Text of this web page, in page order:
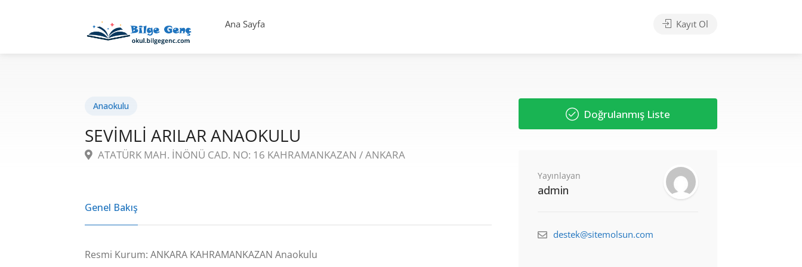
Ana Sayfa Kayıt Ol
Anaokulu
SEVİMLİ ARILAR ANAOKULU
ATATÜRK MAH. İNÖNÜ CAD. NO: 16 KAHRAMANKAZAN / ANKARA
Genel Bakış
Resmi Kurum: ANKARA KAHRAMANKAZAN Anaokulu
Doğrulanmış Liste
Yayınlayan
admin
destek@sitemolsun.com